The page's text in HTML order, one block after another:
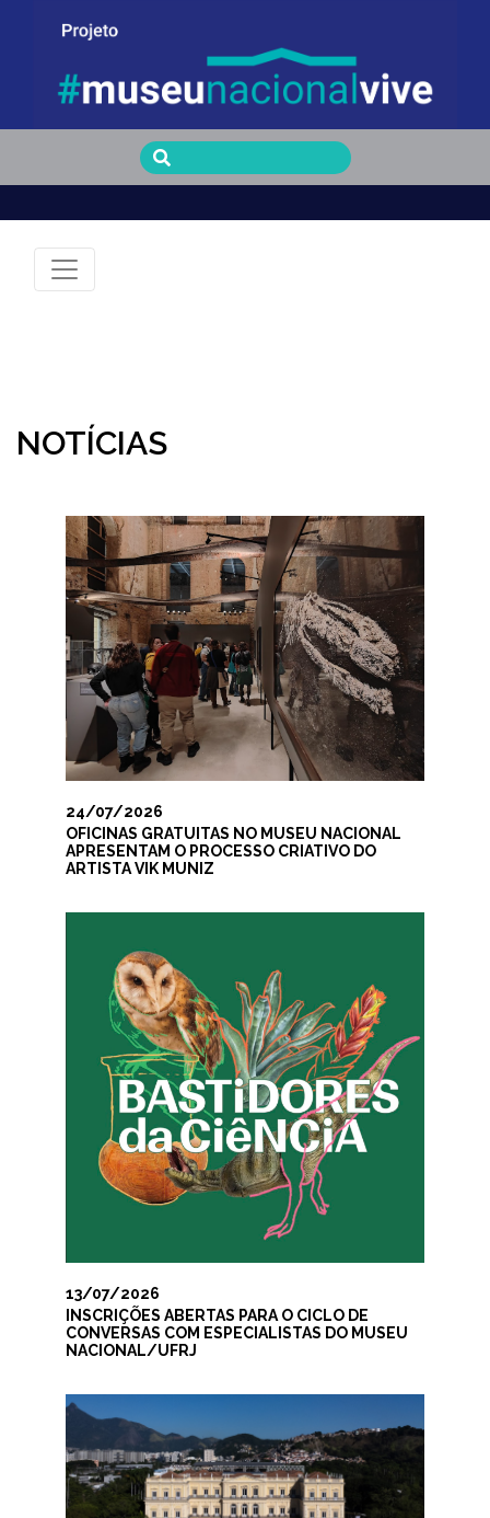
Museu Nacional Vive
NOTÍCIAS
24/07/2026
OFICINAS GRATUITAS NO MUSEU NACIONAL
APRESENTAM O PROCESSO CRIATIVO DO
ARTISTA VIK MUNIZ
13/07/2026
INSCRIÇÕES ABERTAS PARA O CICLO DE
CONVERSAS COM ESPECIALISTAS DO MUSEU
NACIONAL/UFRJ